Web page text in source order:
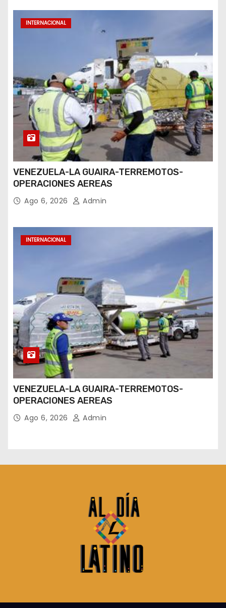
INTERNACIONAL
VENEZUELA-LA GUAIRA-TERREMOTOS-
OPERACIONES AEREAS
Ago 6, 2026 Admin
INTERNACIONAL
VENEZUELA-LA GUAIRA-TERREMOTOS-
OPERACIONES AEREAS
Ago 6, 2026 Admin